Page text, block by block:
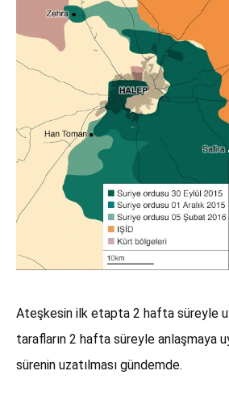
Ateşkesin ilk etapta 2 hafta süreyle
tarafların 2 hafta süreyle anlaşmaya
sürenin uzatılması gündemde.